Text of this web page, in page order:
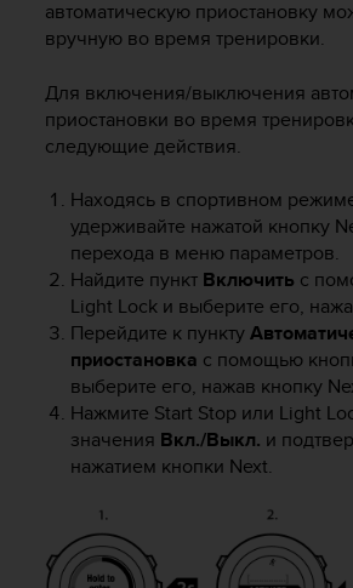
автоматическую приостановку
вручную во время тренировки.
Для включения/выключения
приостановки во время
следующие действия.
Находясь в спортивном
удерживайте нажатой кнопку
перехода в меню параметров.
Найдите пункт Включить с
Light Lockи выберите его,
Перейдите к пункту
приостановка с помощью
выберите его, нажав кнопку
Нажмите Start Stop или Light
значения Вкл./Выкл. и
нажатием кнопки Next.